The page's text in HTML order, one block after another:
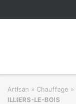
Artisan » Chauffage »
ILLIERS-LE-BOIS